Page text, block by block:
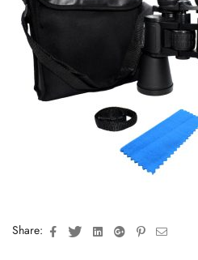
Share: FacebookTwitterLinkedinGoogle+Pinterest
Email